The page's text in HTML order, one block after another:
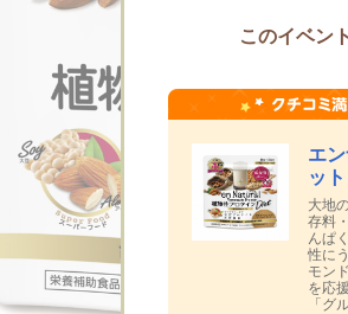
このイベン
エ
ット
大地
存料
んぱ
性に
モン
を応
「グ